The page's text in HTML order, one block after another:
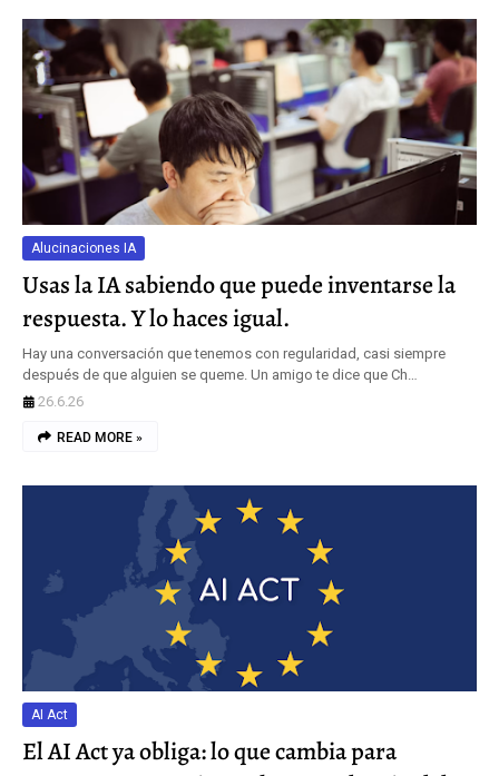
Alucinaciones IA
Usas la IA sabiendo que puede inventarse la
respuesta. Y lo haces igual.
Hay una conversación que tenemos con regularidad, casi siempre
después de que alguien se queme. Un amigo te dice que Ch…
26.6.26
READ MORE »
AI Act
El AI Act ya obliga: lo que cambia para